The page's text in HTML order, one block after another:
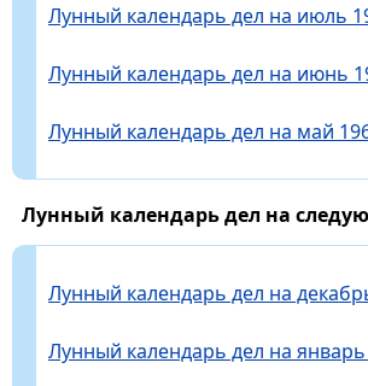
Лунный календарь дел на июль
Лунный календарь дел на июнь
Лунный календарь дел на май
Лунный календарь дел на
Лунный календарь дел на
Лунный календарь дел на январь